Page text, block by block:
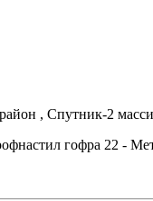
, Спутник-2
гофра 22 -